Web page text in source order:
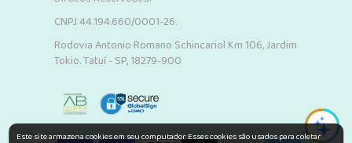
CNPJ 44.194.660/0001-26.
Rodovia Antonio Romano Schincariol Km 106, Jardim
Tokio. Tatuí - SP, 18279-900
Este site armazena cookies em seu computador. Esses cookies são usados para coletar